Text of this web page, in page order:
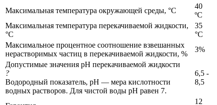
Максимальная температура окружающей среды, °C
40
ºС
Максимальная температура перекачиваемой жидкости,
°C
35
°C
Максимальное процентное соотношение взвешанных
нерастворимых частиц в перекачиваемой жидкости, %
3%
Допустимые значения pH перекачиваемой жидкости
?
Водородный показатель, pH — мера кислотности
водных растворов. Для чистой воды pH равен 7.
6,5 -
8,5
12